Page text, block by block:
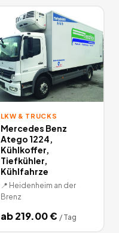
LKW & TRUCKS
Mercedes Benz
Atego 1224,
Kühlkoffer,
Tiefkühler,
Kühlfahrze
📍 Heidenheim an der
Brenz
ab219.00€ / Tag